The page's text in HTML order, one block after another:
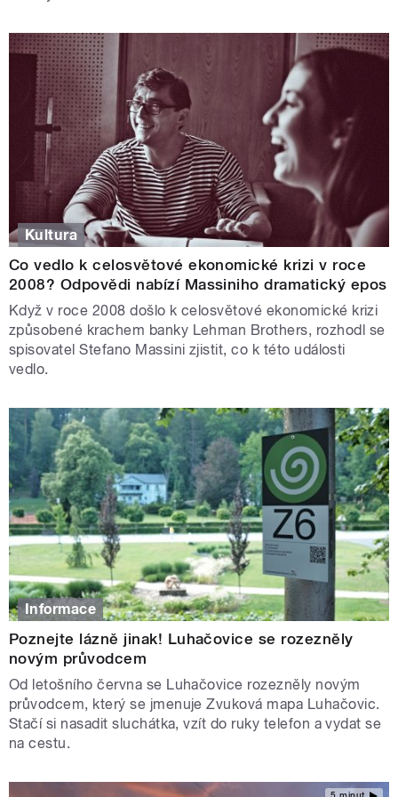
Kultura
Co vedlo k celosvětové ekonomické krizi v roce
2008? Odpovědi nabízí Massiniho dramatický epos
Když v roce 2008 došlo k celosvětové ekonomické krizi
způsobené krachem banky Lehman Brothers, rozhodl se
spisovatel Stefano Massini zjistit, co k této události
vedlo.
Informace
Poznejte lázně jinak! Luhačovice se rozezněly
novým průvodcem
Od letošního června se Luhačovice rozezněly novým
průvodcem, který se jmenuje Zvuková mapa Luhačovic.
Stačí si nasadit sluchátka, vzít do ruky telefon a vydat se
na cestu.